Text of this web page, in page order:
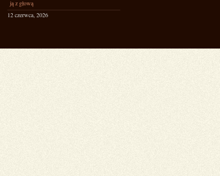
ją z głową
12 czerwca, 2026